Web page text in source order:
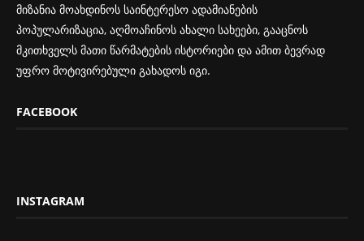
მიზანია მოახდინოს საინტერესო ადამიანების
პოპულარიზაცია, აღმოაჩინოს ახალი სახეები, გააცნოს
მკითხველს მათი წარმატების ისტორიები და ამით ბევრად
უფრო მოტივირებული გახადოს იგი.
FACEBOOK
INSTAGRAM